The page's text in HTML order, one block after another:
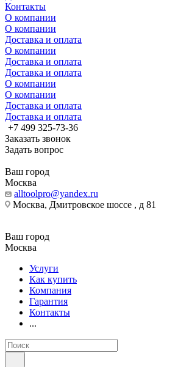
Контакты
О компании
О компании
Доставка и оплата
О компании
Доставка и оплата
Доставка и оплата
О компании
О компании
Доставка и оплата
Доставка и оплата
+7 499 325-73-36
Заказать звонок
Задать вопрос
Ваш город
Москва
alltoolpro@yandex.ru
Москва, Дмитровское шоссе , д 81
Ваш город
Москва
Услуги
Как купить
Компания
Гарантия
Контакты
...